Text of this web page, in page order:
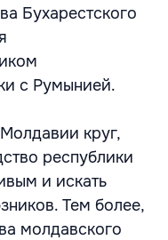
Бухарестского
с Румынией.
круг,
республики
и искать
Тем более,
молдавского